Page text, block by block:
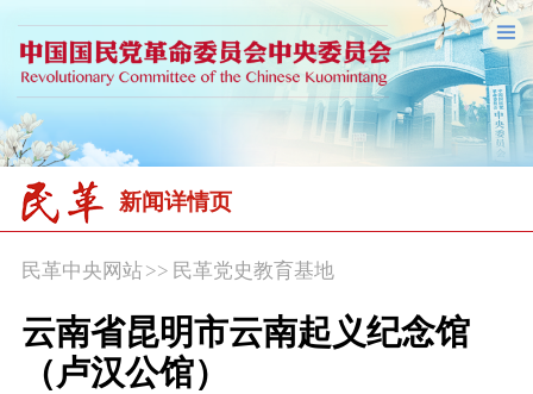
新闻详情页
民革中央网站>> 民革党史教育基地
云南省昆明市云南起义纪念馆
（卢汉公馆）